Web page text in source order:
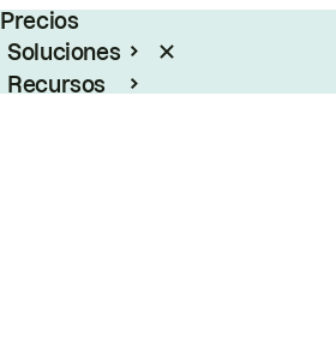
Precios
Soluciones
Recursos